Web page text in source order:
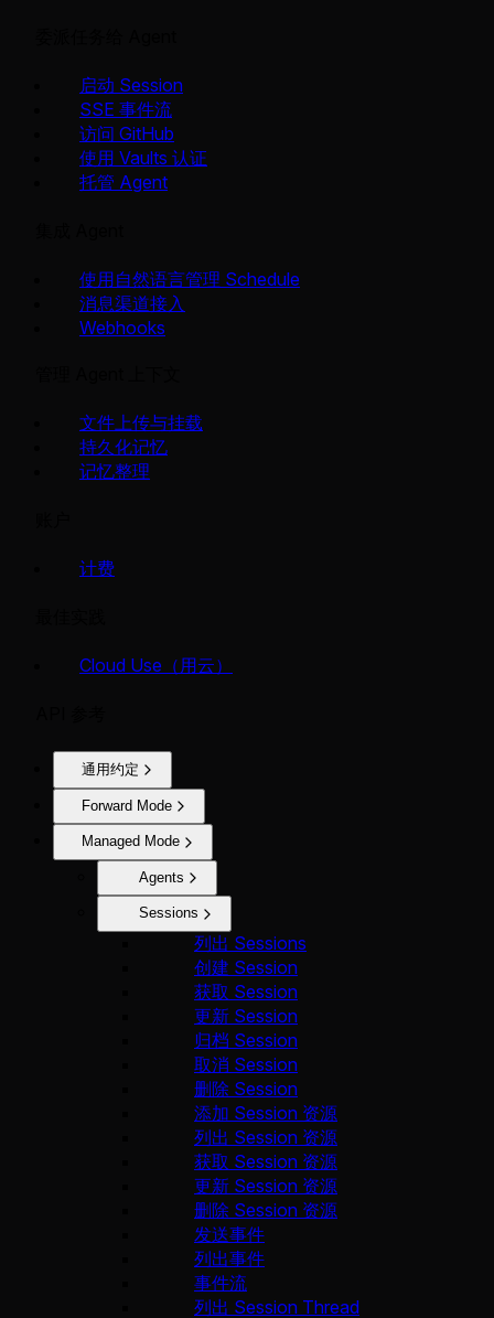
启动 Session
SSE 事件流
访问 GitHub
使用 Vaults 认证
托管 Agent
使用自然语言管理 Schedule
消息渠道接入
Webhooks
文件上传与挂载
持久化记忆
记忆整理
计费
Cloud Use（用云）
通用约定
Forward Mode
Managed Mode
Agents
Sessions
列出 Sessions
创建 Session
获取 Session
更新 Session
归档 Session
取消 Session
删除 Session
添加 Session 资源
列出 Session 资源
获取 Session 资源
更新 Session 资源
删除 Session 资源
发送事件
列出事件
事件流
列出 Session Thread